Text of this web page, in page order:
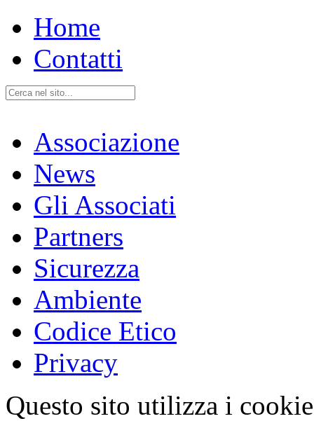
Home
Contatti
Associazione
News
Gli Associati
Partners
Sicurezza
Ambiente
Codice Etico
Privacy
Questo sito utilizza i